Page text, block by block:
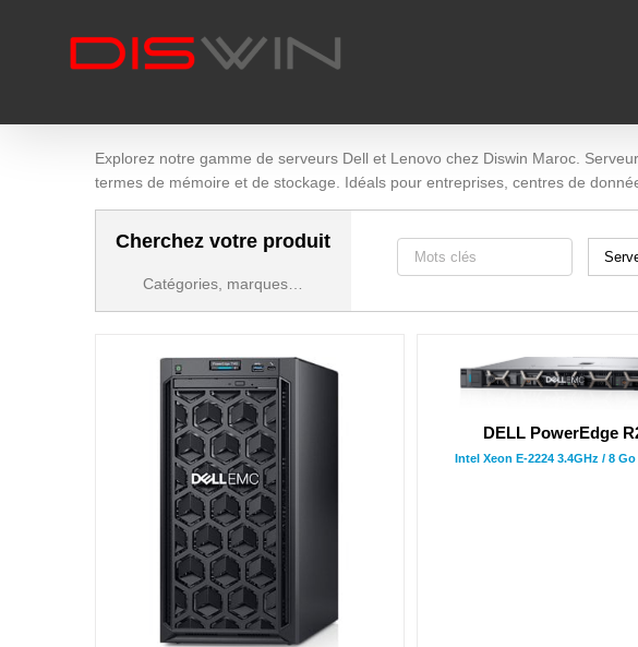
Explorez notre gamme de serveurs Dell et Lenovo chez Diswin Maroc.
termes de mémoire et de stockage. Idéals pour entreprises, centres de
Cherchez votre produit
Catégories, marques…
DELL PowerEdge
Intel Xeon E-2224 3.4GHz / 8 Go